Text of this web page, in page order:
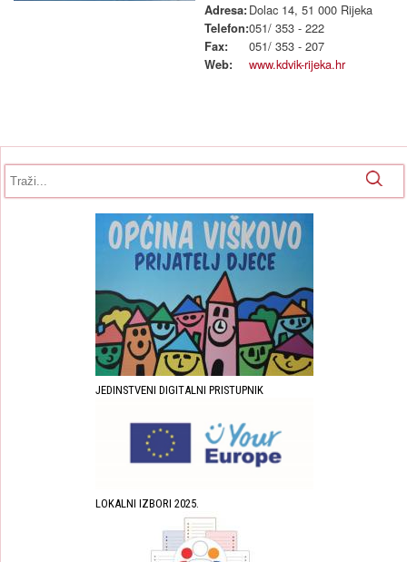
Adresa: Dolac 14, 51 000 Rijeka
Telefon:051/ 353 - 222
Fax: 051/ 353 - 207
Web: www.kdvik-rijeka.hr
JEDINSTVENI DIGITALNI PRISTUPNIK
LOKALNI IZBORI 2025.